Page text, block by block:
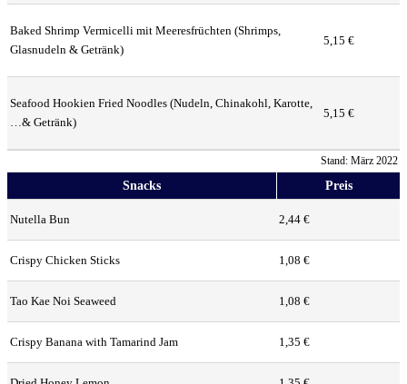
Baked Shrimp Vermicelli mit Meeresfrüchten (Shrimps,
Glasnudeln & Getränk)
5,15 €
Seafood Hookien Fried Noodles (Nudeln, Chinakohl, Karotte,
…& Getränk)
5,15 €
Stand: März 2022
Snacks Preis
Nutella Bun 2,44 €
Crispy Chicken Sticks 1,08 €
Tao Kae Noi Seaweed 1,08 €
Crispy Banana with Tamarind Jam 1,35 €